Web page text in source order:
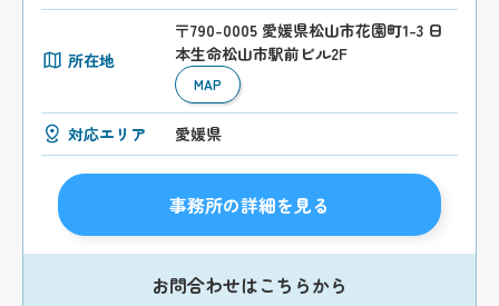
所在地
〒790-0005 愛媛県松山市花園町1-3 日
本生命松山市駅前ビル2F
MAP
対応エリア 愛媛県
事務所の詳細を見る
お問合わせはこちらから